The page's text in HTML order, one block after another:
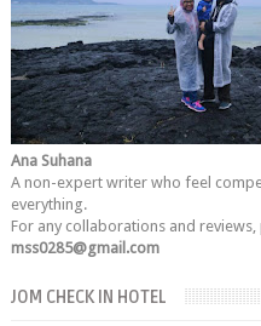
Ana Suhana
A non-expert writer who feel
everything.
For any collaborations and reviews,
mss0285@gmail.com
JOM CHECK IN HOTEL